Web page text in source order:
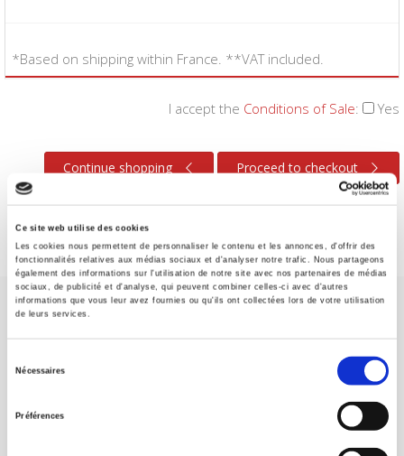
Ce site web utilise des cookies
Les cookies nous permettent de personnaliser le contenu et les annonces, d'offrir des
fonctionnalités relatives aux médias sociaux et d'analyser notre trafic. Nous partageons
également des informations sur l'utilisation de notre site avec nos partenaires de médias
sociaux, de publicité et d'analyse, qui peuvent combiner celles-ci avec d'autres
informations que vous leur avez fournies ou qu'ils ont collectées lors de votre utilisation
de leurs services.
Nécessaires
Préférences
*Based on shipping within France. **VAT included.
I accept the Conditions of Sale: Yes
Continue shopping Proceed to checkout
SCIENCES PO UNIVERSITY PRESS has a threefold role: to publish
original research, to edit reference works for student use, and to